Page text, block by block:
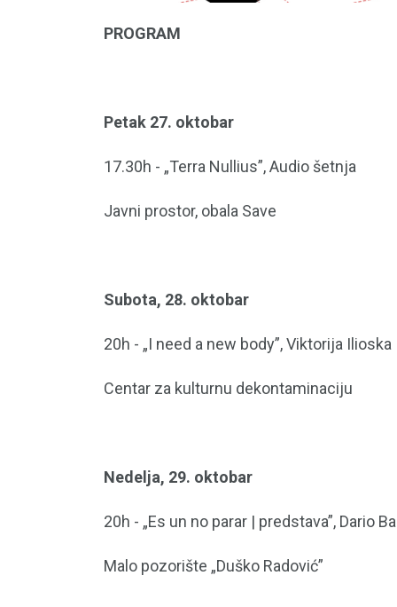
PROGRAM
Petak 27. oktobar
17.30h - „Terra Nullius”, Audio šetnja
Javni prostor, obala Save
Subota, 28. oktobar
20h - „I need a new body”, Viktorija Ilioska
Centar za kulturnu dekontaminaciju
Nedelja, 29. oktobar
20h - „Es un no parar | predstava”, Dario
Malo pozorište „Duško Radović”